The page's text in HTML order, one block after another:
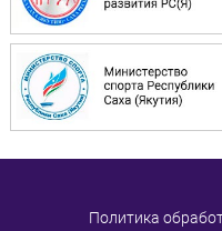
Политика